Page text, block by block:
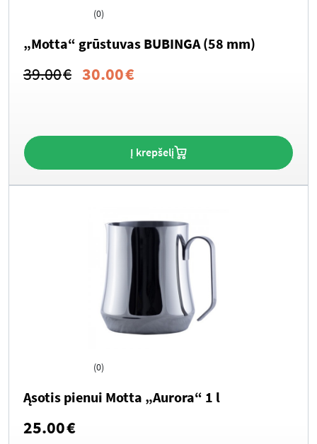
(0)
„Motta“ grūstuvas BUBINGA (58 mm)
39.00€ Original
39.00€.
30.00€Current
30.00€.
Į krepšelį
(0)
Ąsotis pienui Motta „Aurora“ 1 l
25.00€